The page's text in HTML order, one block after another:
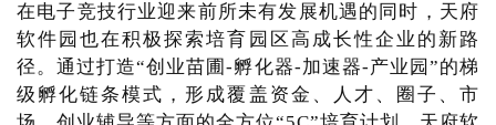
在电子竞技行业迎来前所未有发展机遇的同时，天府
软件园也在积极探索培育园区高成长性企业的新路
径。通过打造“创业苗圃-孵化器-加速器-产业园”的梯
级孵化链条模式，形成覆盖资金、人才、圈子、市